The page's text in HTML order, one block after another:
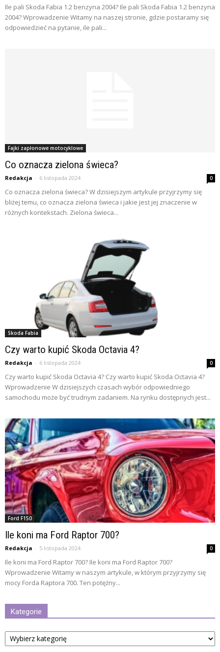
Ile pali Skoda Fabia 1.2 benzyna 2004? Ile pali Skoda Fabia 1.2 benzyna
2004? Wprowadzenie Witamy na naszej stronie, gdzie postaramy się
odpowiedzieć na pytanie, ile pali...
Fajki zapłonowe motocyklowe
Co oznacza zielona świeca?
Redakcja - 6 listopada 2024 0
Co oznacza zielona świeca? W dzisiejszym artykule przyjrzymy się
bliżej temu, co oznacza zielona świeca i jakie jest jej znaczenie w
różnych kontekstach. Zielona świeca...
Skoda Fabia
Czy warto kupić Skoda Octavia 4?
Redakcja - 6 listopada 2024 0
Czy warto kupić Skoda Octavia 4? Czy warto kupić Skoda Octavia 4?
Wprowadzenie W dzisiejszych czasach wybór odpowiedniego
samochodu może być trudnym zadaniem. Na rynku dostępnych jest...
Ford F150
Ile koni ma Ford Raptor 700?
Redakcja - 5 listopada 2024 0
Ile koni ma Ford Raptor 700? Ile koni ma Ford Raptor 700?
Wprowadzenie Witamy w naszym artykule, w którym przyjrzymy się
mocy Forda Raptora 700. Ten potężny...
Kategorie
Kategorie